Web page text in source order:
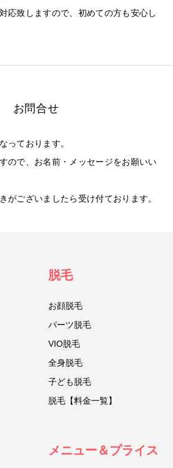
応致しますので、初めての方も安心し
お問合せ
っております。
ので、お名前・メッセージをお願いい
がございましたら受け付ております。
脱毛
お顔脱毛
パーツ脱毛
VIO脱毛
全身脱毛
子ども脱毛
脱毛【料金一覧】
メニュー＆プライス